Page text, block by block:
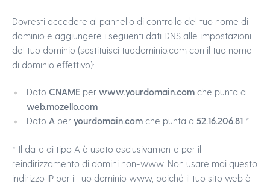
Dovresti accedere al pannello di controllo del tuo nome di
dominio e aggiungere i seguenti dati DNS alle impostazioni
del tuo dominio (sostituisci tuodominio.com con il tuo nome
di dominio effettivo):
Dato CNAME per www.yourdomain.com che punta a
web.mozello.com
Dato A per yourdomain.com che punta a 52.16.206.81 *
* Il dato di tipo A è usato esclusivamente per il
reindirizzamento di domini non-www. Non usare mai questo
indirizzo IP per il tuo dominio www, poiché il tuo sito web è